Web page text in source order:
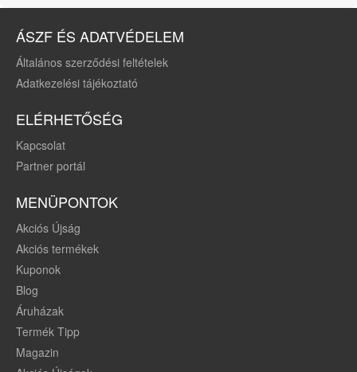
ÁSZF ÉS ADATVÉDELEM
Általános szerződési feltételek
Adatkezelési tájékoztató
ELÉRHETŐSÉG
Kapcsolat
Partner portál
MENÜPONTOK
Akciós Újság
Akciós termékek
Kuponok
Blog
Áruházak
Termék Tipp
Magazin